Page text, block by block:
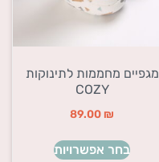
מגפיים מחממות לתינוקות
COZY
89.00 ₪
בחר אפשרויות